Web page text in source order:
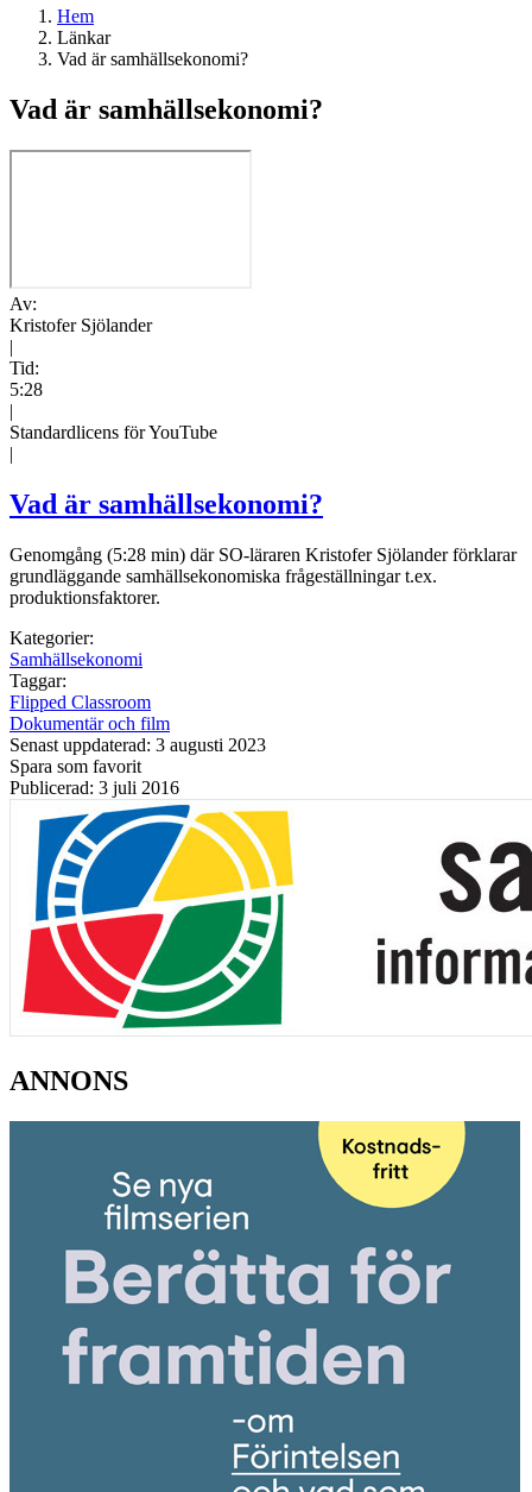
Hem
Länkar
Vad är samhällsekonomi?
Vad är samhällsekonomi?
Av:
Kristofer Sjölander
|
Tid:
5:28
|
Standardlicens för YouTube
|
Vad är samhällsekonomi?
Genomgång (5:28 min) där SO-läraren Kristofer Sjölander förklarar
grundläggande samhällsekonomiska frågeställningar t.ex.
produktionsfaktorer.
Kategorier:
Samhällsekonomi
Taggar:
Flipped Classroom
Dokumentär och film
Senast uppdaterad: 3 augusti 2023
Spara som favorit
Publicerad: 3 juli 2016
ANNONS